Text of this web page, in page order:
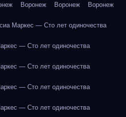
Воронеж Воронеж Воронеж
Маркес — Сто лет одиночества
— Сто лет одиночества
— Сто лет одиночества
— Сто лет одиночества
— Сто лет одиночества